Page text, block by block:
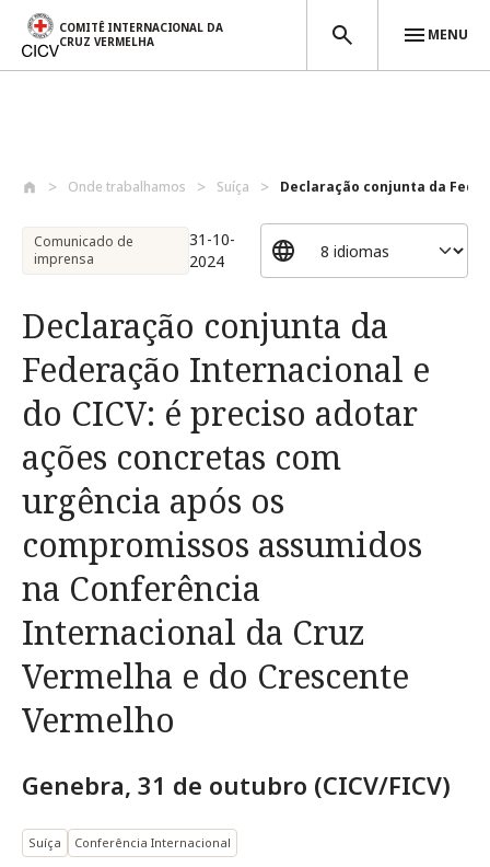
COMITÊ INTERNACIONAL DA
CRUZ VERMELHA
MENU
Onde trabalhamos Suíça Declaração conjunta da
Comunicado de
imprensa
31-10-
2024
Declaração conjunta da
Federação Internacional e
do CICV: é preciso adotar
ações concretas com
urgência após os
compromissos assumidos
na Conferência
Internacional da Cruz
Vermelha e do Crescente
Vermelho
Genebra, 31 de outubro (CICV/FICV)
Suíça Conferência Internacional